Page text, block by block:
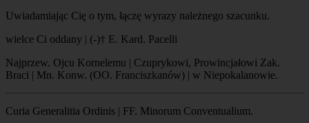
Uwiadamiając Cię o tym, łączę wyrazy należnego szacunku.
wielce Ci oddany | (-)† E. Kard. Pacelli
Najprzew. Ojcu Kornelemu | Czuprykowi, Prowincjałowi Zak.
Braci | Mn. Konw. (OO. Franciszkanów) | w Niepokalanowie.
Curia Generalitia Ordinis | FF. Minorum Conventualium.